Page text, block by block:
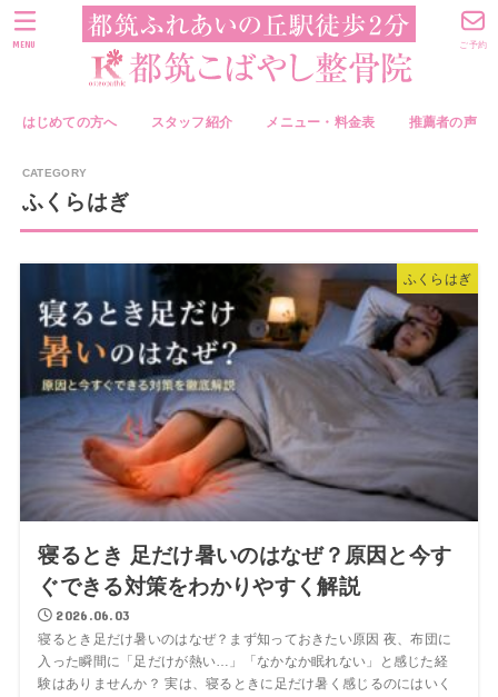
はじめての方へ スタッフ紹介 メニュー・料金表 推薦者の声
ご予約
MENU
ふくらはぎ
ふくらはぎ
寝るとき 足だけ暑いのはなぜ？原因と今す
ぐできる対策をわかりやすく解説
2026.06.03
寝るとき足だけ暑いのはなぜ？まず知っておきたい原因 夜、布団に
入った瞬間に「足だけが熱い…」「なかなか眠れない」と感じた経
験はありませんか？ 実は、寝るときに足だけ暑く感じるのにはいく